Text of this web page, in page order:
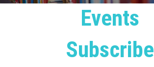
Events
Subscribe